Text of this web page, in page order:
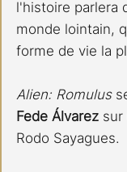
l'histoire parlera
monde lointain,
forme de vie la
Alien: Romulus
Fede Álvarez sur
Rodo Sayagues.